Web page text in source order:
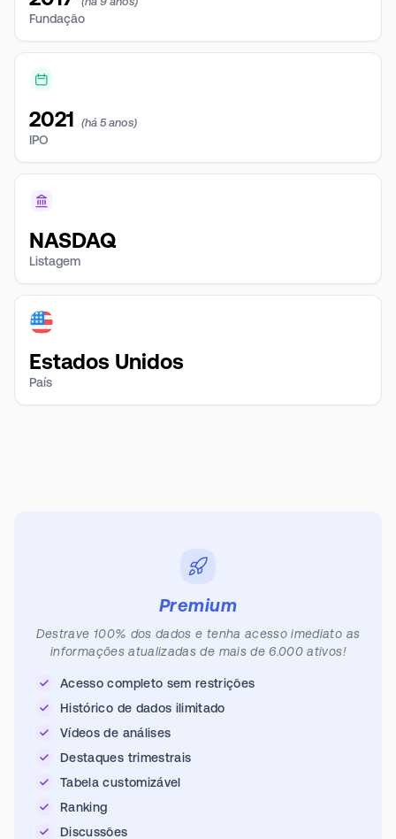
Fundação
2021 (há 5 anos)
IPO
NASDAQ
Listagem
Estados Unidos
País
Premium
Destrave 100% dos dados e tenha acesso imediato as
informações atualizadas de mais de 6.000 ativos!
Acesso completo sem restrições
Histórico de dados ilimitado
Vídeos de análises
Destaques trimestrais
Tabela customizável
Ranking
Discussões